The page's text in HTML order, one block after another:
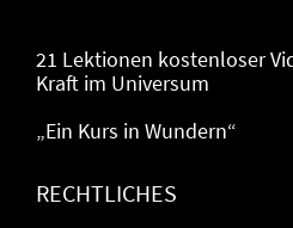
21 Lektionen kostenloser
Kraft im Universum
„Ein Kurs in Wundern“
RECHTLICHES